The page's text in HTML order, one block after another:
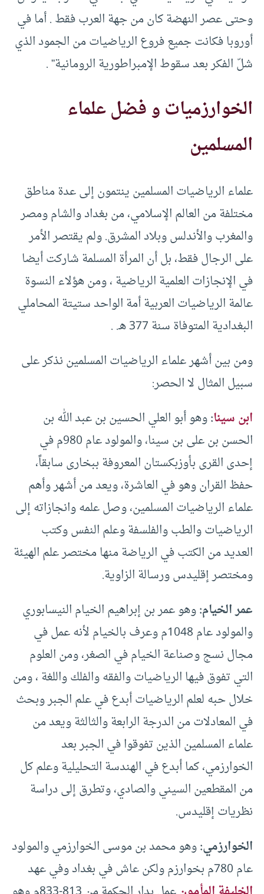
وحتى عصر النهضة كان من جهة العرب فقط . أما في
أوروبا فكانت جميع فروع الرياضيات من الجمود الذي
شلّ الفكر بعد سقوط الإمبراطورية الرومانية” .
الخوارزميات و فضل علماء
المسلمين
علماء الرياضيات المسلمين ينتمون إلى عدة مناطق
مختلفة من العالم الإسلامي، من بغداد والشام ومصر
والمغرب والأندلس وبلاد المشرق. ولم يقتصر الأمر
على الرجال فقط، بل أن المرأة المسلمة شاركت أيضا
في الإنجازات العلمية الرياضية ، ومن هؤلاء النسوة
عالمة الرياضيات العربية أمة الواحد ستيتة المحاملي
البغدادية المتوفاة سنة 377 هـ. .
ومن بين أشهر علماء الرياضيات المسلمين نذكر على
سبيل المثال لا الحصر:
ابن سينا:وهو أبو العلي الحسين بن عبد الله بن
الحسن بن على بن سينا، والمولود عام 980م في
إحدى القرى بأوزبكستان المعروفة ببخارى سابقاً،
حفظ القران وهو في العاشرة، ويعد من أشهر وأهم
علماء الرياضيات المسلمين، وصل علمه وانجازاته إلى
الرياضيات والطب والفلسفة وعلم النفس وكتب
العديد من الكتب في الرياضة منها مختصر علم الهيئة
ومختصر إقليدس ورسالة الزاوية.
عمر الخيام:وهو عمر بن إبراهيم الخيام النيسابوري
والمولود عام 1048م وعرف بالخيام لأنه عمل في
مجال نسج وصناعة الخيام في الصغر، ومن العلوم
التي تفوق فيها الرياضيات والفقه والفلك واللغة ، ومن
خلال حبه لعلم الرياضيات أبدع في علم الجبر وبحث
في المعادلات من الدرجة الرابعة والثالثة ويعد من
علماء المسلمين الذين تفوقوا في الجبر بعد
الخوارزمي، كما أبدع في الهندسة التحليلية وعلم كل
من المقطعين السيني والصادي، وتطرق إلى دراسة
نظريات إقليدس.
الخوارزمي:وهو محمد بن موسى الخوارزمي والمولود
عام 780م بخوارزم ولكن عاش في بغداد وفي عهد